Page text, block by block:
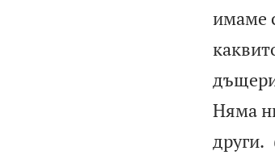
имаме
Няма
други.